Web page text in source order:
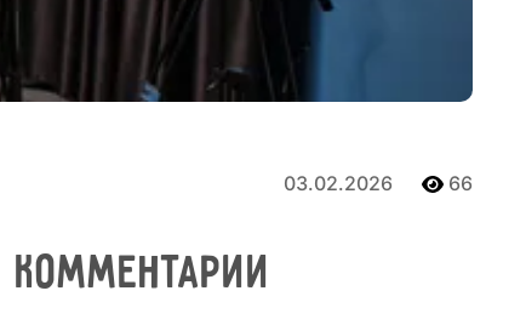
03.02.2026 66
Комментарии